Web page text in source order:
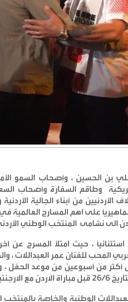
بن الحسين ، وأصحاب السمو
وطاقم السفارة وأصحاب
من أبناء الجالية
جماهيرياً على اهم المسارح
الى نشامى المنتخب الوطني
، حيث امتلأ المسرح عن
المحب للفنان عمر العبداللات
أكثر من أسبوعين من موعد الحفل
الوطنية والخاصة